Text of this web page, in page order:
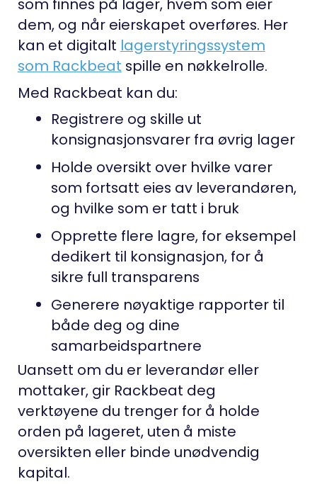
som finnes på lager, hvem som eier
dem, og når eierskapet overføres. Her
kan et digitalt lagerstyringssystem
som Rackbeat spille en nøkkelrolle.
Med Rackbeat kan du:
Registrere og skille ut
konsignasjonsvarer fra øvrig lager
Holde oversikt over hvilke varer
som fortsatt eies av leverandøren,
og hvilke som er tatt i bruk
Opprette flere lagre, for eksempel
dedikert til konsignasjon, for å
sikre full transparens
Generere nøyaktige rapporter til
både deg og dine
samarbeidspartnere
Uansett om du er leverandør eller
mottaker, gir Rackbeat deg
verktøyene du trenger for å holde
orden på lageret, uten å miste
oversikten eller binde unødvendig
kapital.